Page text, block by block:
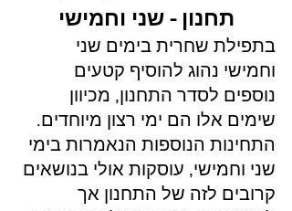
תחנון - שני וחמישי
בתפילת שחרית בימים שני
וחמישי נהוג להוסיף קטעים
נוספים לסדר התחנון, מכיוון
שימים אלו הם ימי רצון מיוחדים.
התחינות הנוספות הנאמרות בימי
שני וחמישי, עוסקות אולי בנושאים
קרובים לזה של התחנון אך